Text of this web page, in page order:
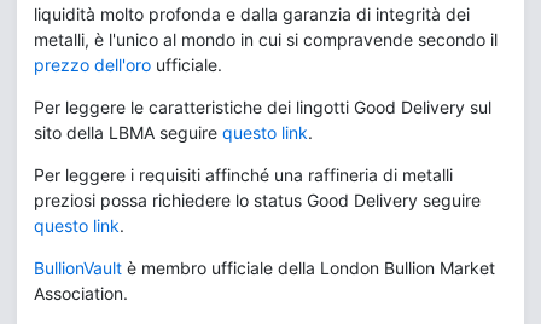
liquidità molto profonda e dalla garanzia di integrità dei
metalli, è l'unico al mondo in cui si compravende secondo il
prezzo dell'oro ufficiale.
Per leggere le caratteristiche dei lingotti Good Delivery sul
sito della LBMA seguire questo link.
Per leggere i requisiti affinché una raffineria di metalli
preziosi possa richiedere lo status Good Delivery seguire
questo link.
BullionVault è membro ufficiale della London Bullion Market
Association.